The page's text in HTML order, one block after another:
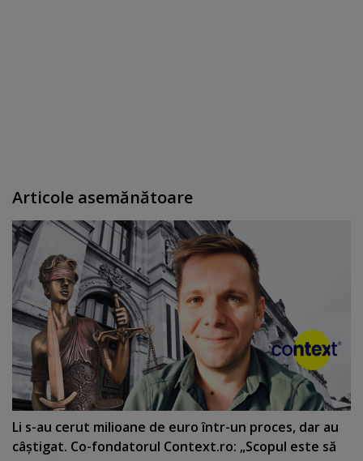
Articole asemănătoare
Li s-au cerut milioane de euro într-un proces, dar au
câştigat. Co-fondatorul Context.ro: „Scopul este să